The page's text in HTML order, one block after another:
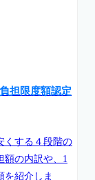
担限度額認定
くする４段階の
額の内訳や、1
を紹介しま